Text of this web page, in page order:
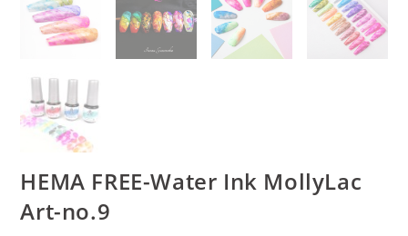
HEMA FREE-Water Ink MollyLac
Art-no.9